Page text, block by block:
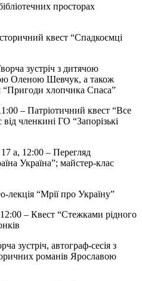
просторах
квест “Спадкоємці
зустріч з дитячою
Оленою Шевчук, а також
“Пригоди хлопчика Спаса”
– Патріотичний квест “Все
членкині ГО “Запорізькі
17 а, 12:00 – Перегляд
Україна”; майстер-клас
лекція “Мрії про Україну”
– Квест “Стежками рідного
зустріч, автограф-сесія з
романів Ярославою